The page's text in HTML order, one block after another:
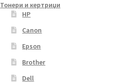
Тонери и кертриџи
HP
Canon
Epson
Brother
Dell